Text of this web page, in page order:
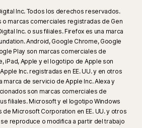
automática funciona solo para videos
redes sociales o de video compatibles; para
manual. Requiere Windows 11 o
La detección automática además
Qualcomm o Intel de mínimo 8 núcleos,
IA (CPU de mínimo 6 núcleos de cualquier
las PC sin IA con CPU de mínimo 4 núcleos y
Inc. Todos los derechos reservados.
o marcas comerciales registradas de Gen
Inc. o sus filiales. Firefox es una marca
Android, Google Chrome, Google
Play son marcas comerciales de
iPad, Apple y el logotipo de Apple son
Inc. registradas en EE. UU. y en otros
marca de servicio de Apple Inc. Alexa y
son marcas comerciales de
filiales. Microsoft y el logotipo Windows
Microsoft Corporation en EE. UU. y otros
reproduce o modifica a partir del trabajo